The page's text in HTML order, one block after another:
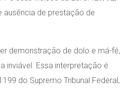
ausência de prestação de
demonstração de dolo e má-fé,
inviável. Essa interpretação é
do Supremo Tribunal Federal,